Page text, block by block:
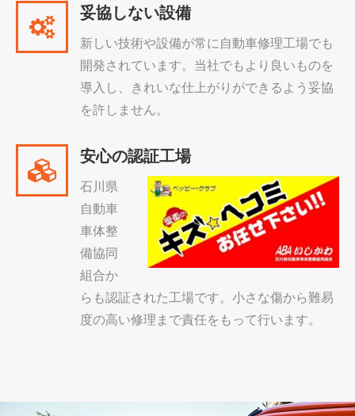
妥協しない設備
新しい技術や設備が常に自動車修理工場でも
開発されています。当社でもより良いものを
導入し、きれいな仕上がりができるよう妥協
を許しません。
安心の認証工場
石川県
自動車
車体整
備協同
組合か
らも認証された工場です。小さな傷から難易
度の高い修理まで責任をもって行います。